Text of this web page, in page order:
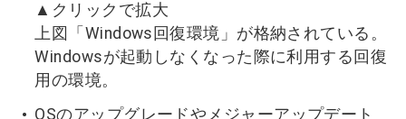
▲クリックで拡大
上図「Windows回復環境」が格納されている。
Windowsが起動しなくなった際に利用する回復
用の環境。
OSのアップグレードやメジャーアップデート